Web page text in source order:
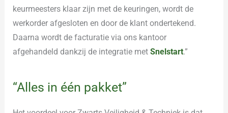
keurmeesters klaar zijn met de keuringen, wordt de
werkorder afgesloten en door de klant ondertekend.
Daarna wordt de facturatie via ons kantoor
afgehandeld dankzij de integratie metSnelstart.”
“Alles in één pakket”